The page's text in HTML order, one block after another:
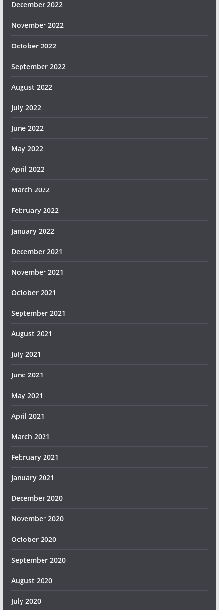
December 2022
November 2022
October 2022
September 2022
August 2022
July 2022
June 2022
May 2022
April 2022
March 2022
February 2022
January 2022
December 2021
November 2021
October 2021
September 2021
August 2021
July 2021
June 2021
May 2021
April 2021
March 2021
February 2021
January 2021
December 2020
November 2020
October 2020
September 2020
August 2020
July 2020